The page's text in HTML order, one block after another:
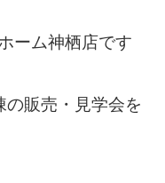
ーム神栖店です
販売・見学会を